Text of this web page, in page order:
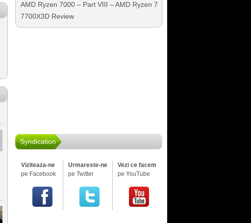
AMD Ryzen 7000 – Part VIII – AMD Ryzen 7
7700X3D Review
Syndication
Viziteaza-ne
pe Facebook
Urmareste-ne
pe Twitter
Vezi ce facem
pe YouTube